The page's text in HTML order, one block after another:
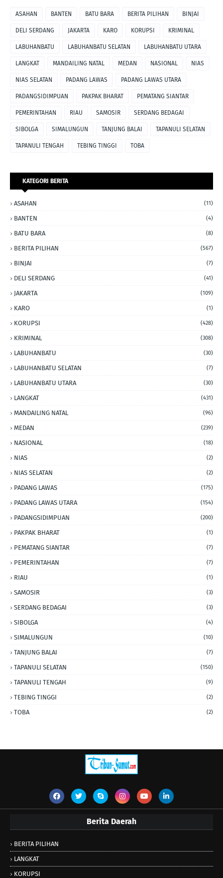
ASAHAN BANTEN BATU BARA BERITA PILIHAN BINJAI
DELI SERDANG JAKARTA KARO KORUPSI KRIMINAL
LABUHANBATU LABUHANBATU SELATAN LABUHANBATU UTARA
LANGKAT MANDAILING NATAL MEDAN NASIONAL NIAS
NIAS SELATAN PADANG LAWAS PADANG LAWAS UTARA
PADANGSIDIMPUAN PAKPAK BHARAT PEMATANG SIANTAR
PEMERINTAHAN RIAU SAMOSIR SERDANG BEDAGAI
SIBOLGA SIMALUNGUN TANJUNG BALAI TAPANULI SELATAN
TAPANULI TENGAH TEBING TINGGI TOBA
KATEGORI BERITA
ASAHAN (11)
BANTEN (4)
BATU BARA (8)
BERITA PILIHAN (567)
BINJAI (7)
DELI SERDANG (41)
JAKARTA (109)
KARO (1)
KORUPSI (428)
KRIMINAL (308)
LABUHANBATU (30)
LABUHANBATU SELATAN (7)
LABUHANBATU UTARA (30)
LANGKAT (431)
MANDAILING NATAL (96)
MEDAN (239)
NASIONAL (18)
NIAS (2)
NIAS SELATAN (2)
PADANG LAWAS (175)
PADANG LAWAS UTARA (154)
PADANGSIDIMPUAN (200)
PAKPAK BHARAT (1)
PEMATANG SIANTAR (7)
PEMERINTAHAN (7)
RIAU (1)
SAMOSIR (3)
SERDANG BEDAGAI (3)
SIBOLGA (4)
SIMALUNGUN (10)
TANJUNG BALAI (7)
TAPANULI SELATAN (150)
TAPANULI TENGAH (9)
TEBING TINGGI (2)
TOBA (2)
Berita Daerah
BERITA PILIHAN
LANGKAT
KORUPSI